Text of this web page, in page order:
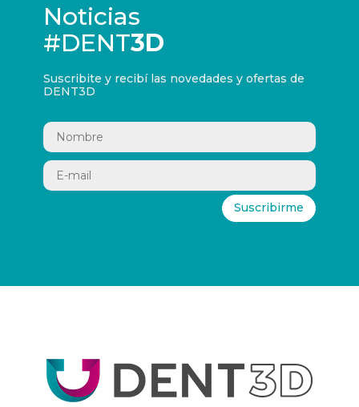
Noticias
#DENT3D
Suscribite y recibí las novedades y ofertas de
DENT3D
Suscribirme